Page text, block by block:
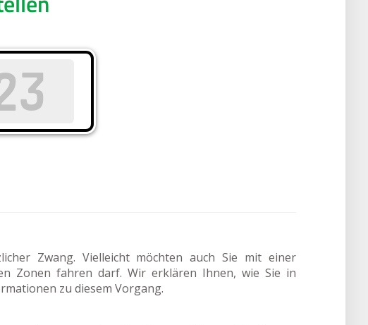
Zwang. Vielleicht möchten auch Sie mit einer
Zonen fahren darf. Wir erklären Ihnen, wie Sie in
zu diesem Vorgang.